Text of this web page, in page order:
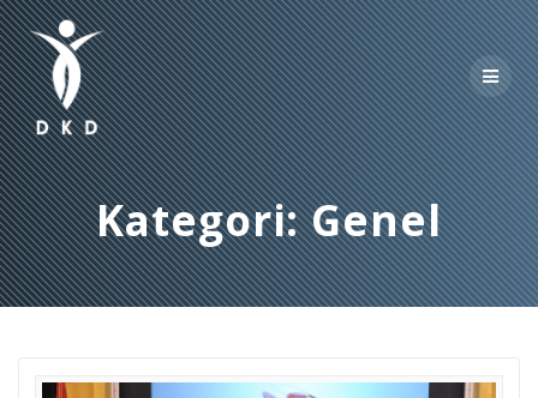
Skip
to
content
Kategori:Genel